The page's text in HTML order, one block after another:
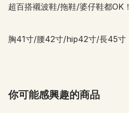
超百搭襯波鞋/拖鞋/婆仔鞋都OK！
胸41寸/腰42寸/hip42寸/長45寸
你可能感興趣的商品